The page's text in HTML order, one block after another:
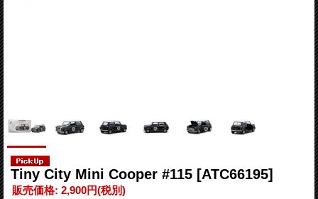
Tiny City Mini Cooper #115 [ATC66195]
販売価格: 2,900円(税別)